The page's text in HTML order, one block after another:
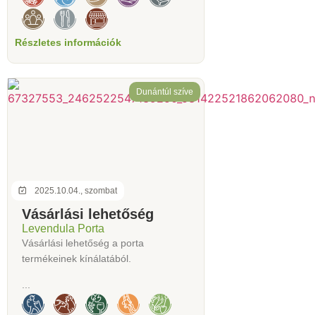
Részletes információk
2025.10.04., szombat
Dunántúl szíve
Vásárlási lehetőség
Levendula Porta
Vásárlási lehetőség a porta
termékeinek kínálatából.